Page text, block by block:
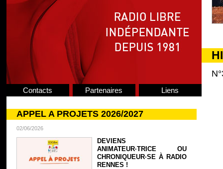
Contacts Partenaires Liens
APPEL A PROJETS 2026/2027
02/06/2026
DEVIENS
ANIMATEUR·TRICE OU
CHRONIQUEUR·SE À RADIO
RENNES !